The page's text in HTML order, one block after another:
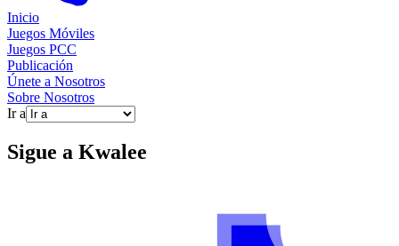
Inicio
Juegos Móviles
Juegos PCC
Publicación
Únete a Nosotros
Sobre Nosotros
Ir a
Sigue a Kwalee